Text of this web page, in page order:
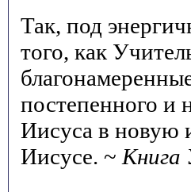
Так, под
того, как
постепенного и
Иисуса в новую
Иисусе. ~ Книга